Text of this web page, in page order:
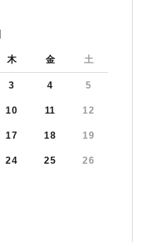
木 金 土
3 4 5
10 11 12
17 18 19
24 25 26